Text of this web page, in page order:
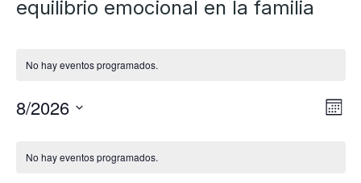
equilibrio emocional en la familia
No hay eventos programados.
Mes
8/2026
Calendario
No hay eventos programados.